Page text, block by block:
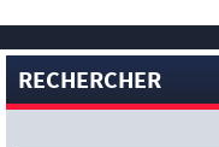
RECHERCHER